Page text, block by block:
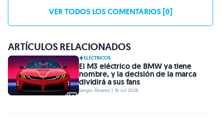
VER TODOS LOS COMENTARIOS [0]
ARTÍCULOS RELACIONADOS
ELÉCTRICOS
El M3 eléctrico de BMW ya tiene
nombre, y la decisión de la marca
dividirá a sus fans
Sergio Álvarez | 16 Jul 2026